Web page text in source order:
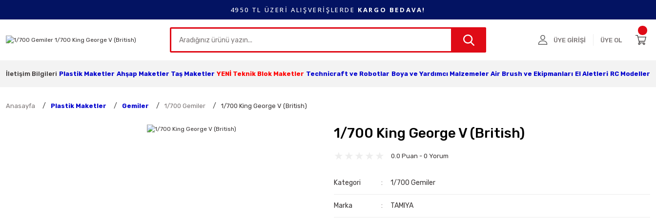
4950 TL ÜZERİ ALIŞVERİŞLERDE KARGO BEDAVA!
ÜYE GİRİŞİ ÜYE OL
İletişim Bilgileri Plastik Maketler Ahşap Maketler Taş Maketler YENİ Teknik Blok Maketler Technicraft ve Robotlar Boya ve Yardımcı Malzemeler Air Brush ve Ekipmanları El Aletleri RC Modeller
Anasayfa Plastik Maketler Gemiler 1/700 Gemiler 1/700 King George V (British)
1/700 King George V (British)
0.0 Puan - 0 Yorum
Kategori 1/700 Gemiler
Marka TAMIYA